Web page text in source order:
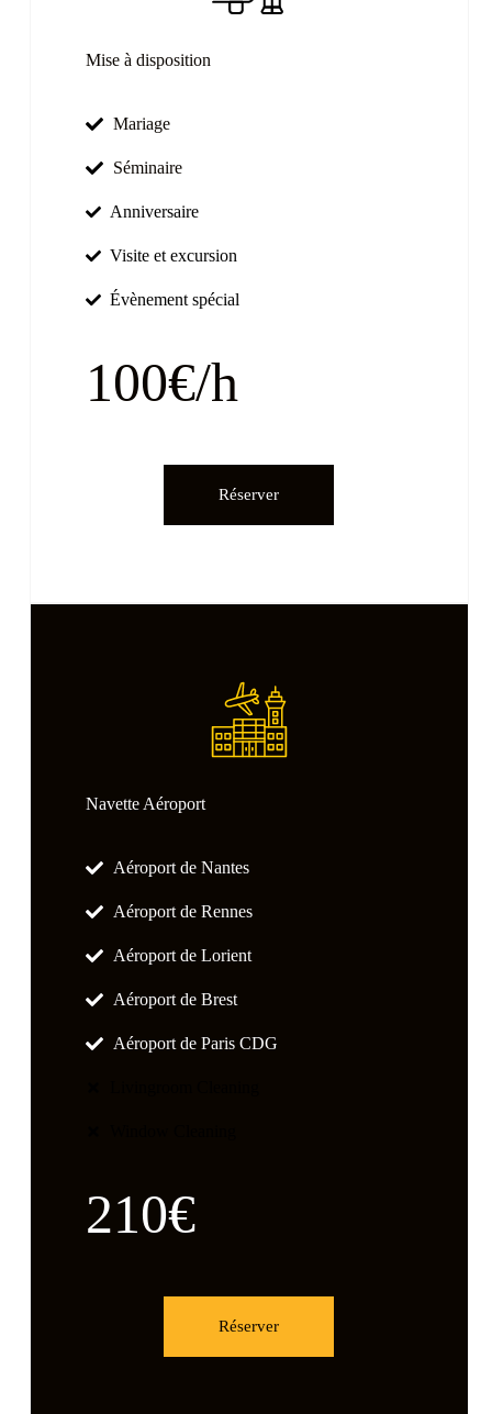
Mise à disposition
Mariage
Séminaire
Anniversaire
Visite et excursion
Évènement spécial
100€/h
Réserver
Navette Aéroport
Aéroport de Nantes
Aéroport de Rennes
Aéroport de Lorient
Aéroport de Brest
Aéroport de Paris CDG
210€
Réserver